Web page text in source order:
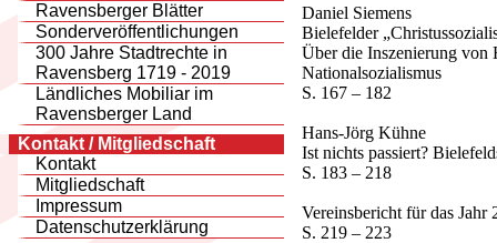
Ravensberger Blätter
Sonderveröffentlichungen
300 Jahre Stadtrechte in
Ravensberg 1719 - 2019
Ländliches Mobiliar im
Ravensberger Land
Kontakt / Mitgliedschaft
Kontakt
Mitgliedschaft
Impressum
Datenschutzerklärung
Daniel Siemens
Bielefelder
Über die Inszenierung von
Nationalsozialismus
S. 167 – 182
Hans-Jörg Kühne
Ist nichts passiert?
S. 183 – 218
Vereinsbericht für das Jahr
S. 219 – 223